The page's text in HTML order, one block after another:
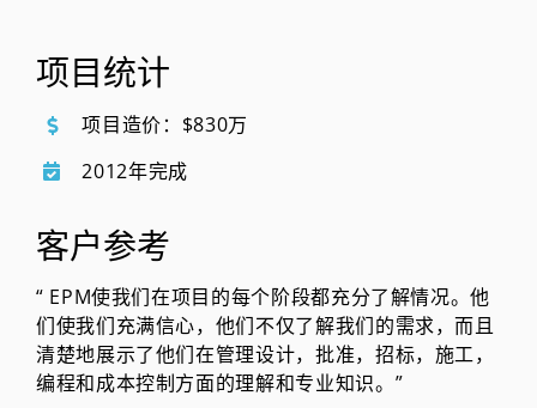
项目统计
项目造价：$830万
2012年完成
客户参考
“ EPM使我们在项目的每个阶段都充分了解情况。他
们使我们充满信心，他们不仅了解我们的需求，而且
清楚地展示了他们在管理设计，批准，招标，施工，
编程和成本控制方面的理解和专业知识。”